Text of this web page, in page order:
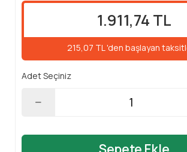
1.911,74 TL
215,07 TL 'den başlayan
Adet Seçiniz